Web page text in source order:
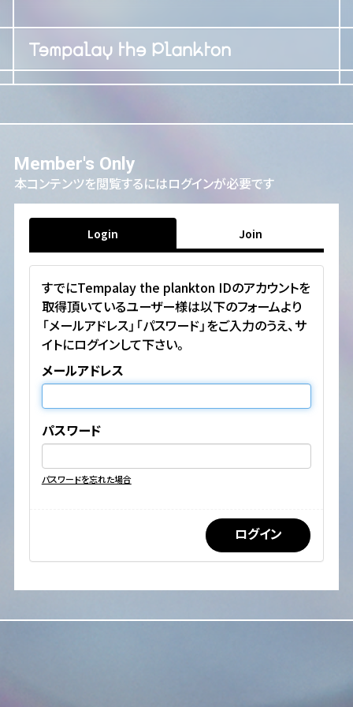
Member's Only
本コンテンツを閲覧するにはログインが必要です
Login Join
すでにTempalay the plankton IDのアカウントを
取得頂いているユーザー様は以下のフォームより
「メールアドレス」「パスワード」をご入力のうえ、サ
イトにログインして下さい。
メールアドレス
パスワード
パスワードを忘れた場合